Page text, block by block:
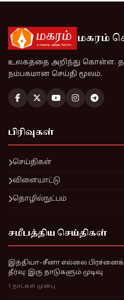
மகரம்
உலகத்தை அறிந்து கொள்ள.
நம்பகமான செய்தி மூலம்.
பிரிவுகள்
செய்திகள்
விளையாட்டு
தொழில்நுட்பம்
சமீபத்திய செய்திகள்
இந்தியா–சீனா எல்லை
தீர்வு: இரு நாடுகளும் முடிவு
1 நாட்கள் முன்பு